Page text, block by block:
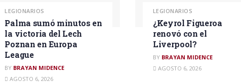
LEGIONARIOS
Palma sumó minutos en
la victoria del Lech
Poznan en Europa
League
BY BRAYAN MIDENCE
AGOSTO 6, 2026
LEGIONARIOS
¿Keyrol Figueroa
renovó con el
Liverpool?
BY BRAYAN MIDENCE
AGOSTO 6, 2026